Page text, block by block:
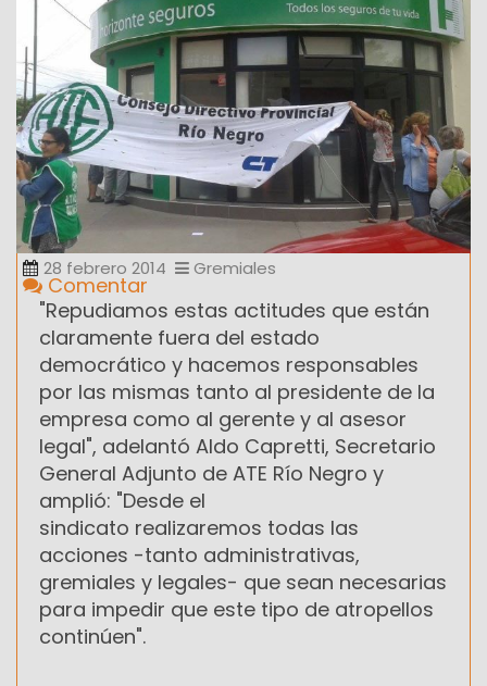
28 febrero 2014 Gremiales
Comentar
"Repudiamos estas actitudes que están
claramente fuera del estado
democrático y hacemos responsables
por las mismas tanto al presidente de la
empresa como al gerente y al asesor
legal", adelantó Aldo Capretti, Secretario
General Adjunto de ATE Río Negro y
amplió: "Desde el
sindicato realizaremos todas las
acciones -tanto administrativas,
gremiales y legales- que sean necesarias
para impedir que este tipo de atropellos
continúen".